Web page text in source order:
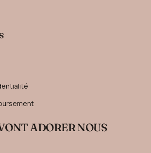
ADORER NOUS